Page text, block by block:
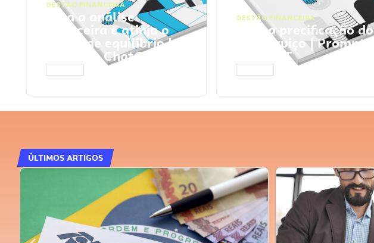
GESTÃO FINANCEIRA
Faça a análise
financeira e atinja o
ponto de equilíbrio |
Prompts ChatGPT
GESTÃO FINANCEIRA
Faça a precificação do
seu serviço | Prompts
ChatGPT
ÚLTIMOS ARTIGOS